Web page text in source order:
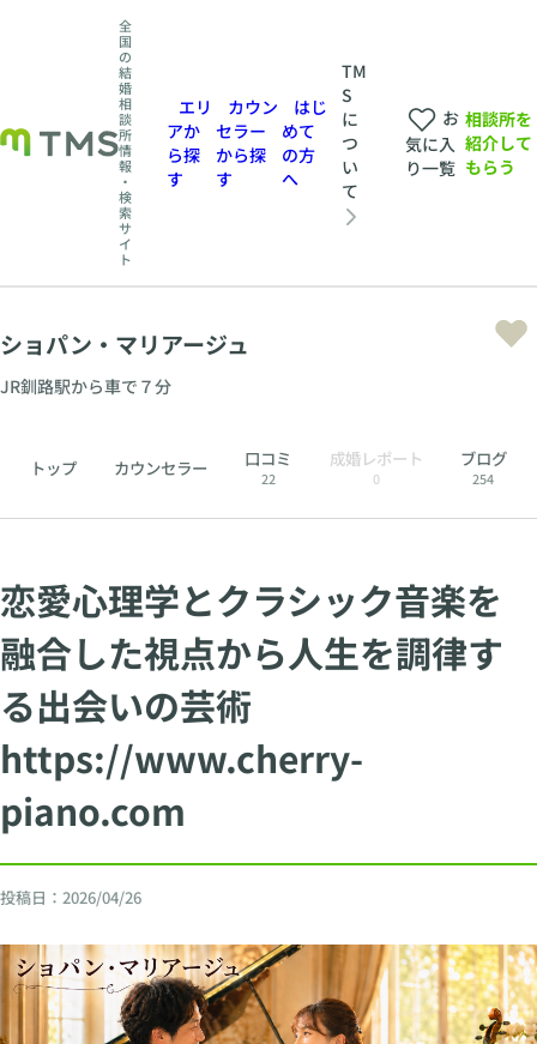
全
国
の
結
婚
相
談
所
情
報
・
検
索
サ
イ
ト
エリ
アか
ら探
す
カウン
セラー
から探
す
はじ
めて
の方
へ
TM
S
に
つ
い
て
お
気に入
り一覧
相談所を
紹介して
もらう
ショパン・マリアージュ
JR釧路駅から車で７分
トップ カウンセラー 口コミ
22
成婚レポート
0
ブログ
254
恋愛心理学とクラシック音楽を
融合した視点から人生を調律す
る出会いの芸術
https://www.cherry-
piano.com
投稿日： 2026/04/26